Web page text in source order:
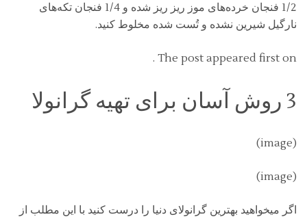
1/2 فنجان خرده‌های موز ریز ریز شده و 1/4 فنجان تکه‌های
نارگیل شیرین نشده و تُست شده مخلوط کنید.
The post appeared first on .
3 روش آسان برای تهیه گرانولا
(image)
(image)
اگر میخواهید بهترین گرانولای دنیا را درست کنید با این مطلب از